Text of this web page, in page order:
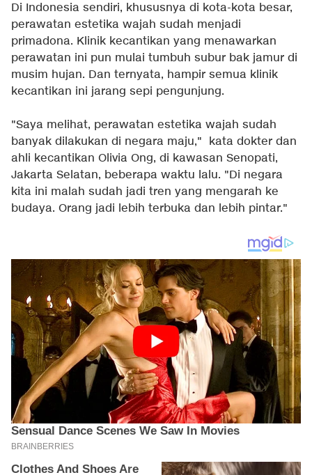
Di Indonesia sendiri, khususnya di kota-kota besar,
perawatan estetika wajah sudah menjadi
primadona. Klinik kecantikan yang menawarkan
perawatan ini pun mulai tumbuh subur bak jamur di
musim hujan. Dan ternyata, hampir semua klinik
kecantikan ini jarang sepi pengunjung.
"Saya melihat, perawatan estetika wajah sudah
banyak dilakukan di negara maju," kata dokter dan
ahli kecantikan Olivia Ong, di kawasan Senopati,
Jakarta Selatan, beberapa waktu lalu. "Di negara
kita ini malah sudah jadi tren yang mengarah ke
budaya. Orang jadi lebih terbuka dan lebih pintar."